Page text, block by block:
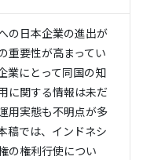
の日本企業の進出が
重要性が高まってい
業にとって同国の知
に関する情報は未だ
用実態も不明点が多
稿では、インドネシ
の権利行使につい